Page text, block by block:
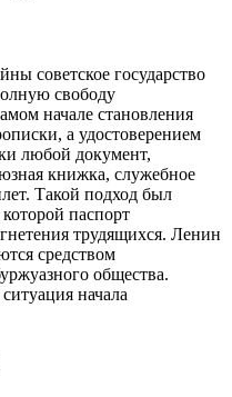
советское государство
свободу
начале становления
а удостоверением
любой документ,
книжка, служебное
Такой подход был
паспорт
трудящихся. Ленин
средством
общества.
начала